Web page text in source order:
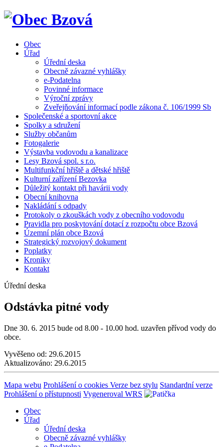
Obec
Úřad
Úřední deska
Obecně závazné vyhlášky
e-Podatelna
Povinné informace
Výroční zprávy
Zveřejňování informací podle zákona č. 106/1999 Sb
Společenské a sportovní akce
Spolky a sdružení
Služby občanům
Fotogalerie
Výstavba vodovodu a kanalizace
Lesy Bzová spol. s r.o.
Multifunkční hřiště a dětské hřiště
Kulturní zařízení Bezovka
Důležitý kontakt při havárii vody
Obecní knihovna
Nakládání s odpady
Protokoly o zkouškách vody z obecního vodovodu
Pravidla pro poskytování dotací z rozpočtu obce Bzová
Územní plán obce Bzová
Strategický rozvojový dokument
Poplatky
Kroniky
Kontakt
Úřední deska
Odstávka pitné vody
Dne 30. 6. 2015 bude od 8.00 - 10.00 hod. uzavřen přívod vody do
obce.
Vyvěšeno od: 29.6.2015
Aktualizováno: 29.6.2015
Mapa webu Prohlášení o cookies Verze bez stylu Standardní verze
Prohlášení o přístupnosti Vygeneroval WRS
Obec
Úřad
Úřední deska
Obecně závazné vyhlášky